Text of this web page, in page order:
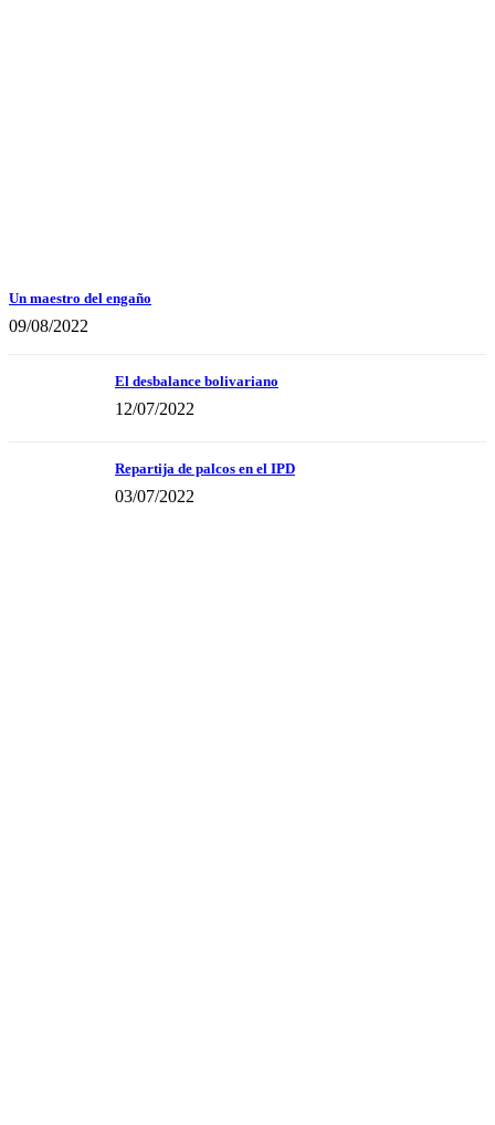
Un maestro del engaño
09/08/2022
El desbalance bolivariano
12/07/2022
Repartija de palcos en el IPD
03/07/2022